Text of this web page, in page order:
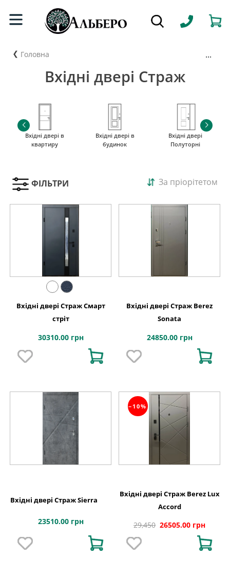
Головна ...
Вхідні двері Страж
Вхідні двері в
квартиру
Вхідні двері в
будинок
Вхідні двері
Полуторні
ФІЛЬТРИ За пріорітетом
Вхідні двері Страж Смарт
стріт
30310.00 грн
Вхідні двері Страж Berez
Sonata
24850.00 грн
Вхідні двері Страж Sierra
23510.00 грн
−10%
Вхідні двері Страж Berez Lux
Accord
29,450 26505.00 грн